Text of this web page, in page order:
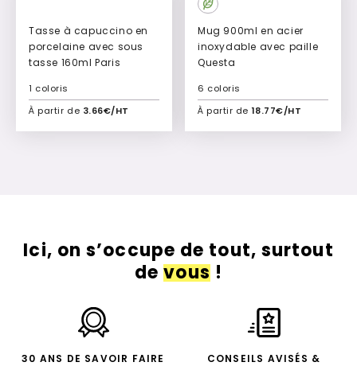
Tasse à capuccino en
porcelaine avec sous
tasse 160ml Paris
À partir de 3.66€/HT
1 coloris
Ajouter à mon devis
Mug 900ml en acier
inoxydable avec paille
Questa
À partir de 18.77€/HT
6 coloris
Ajouter à mon devis
Ici, on s’occupe de tout, surtout
devous!
30 ANS DE SAVOIR FAIRE
CONSEILS AVISÉS &